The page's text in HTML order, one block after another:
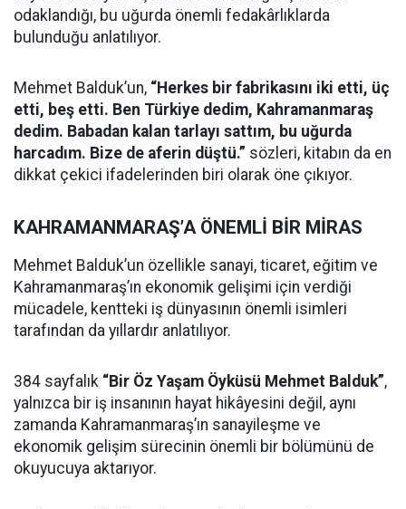
odaklandığı, bu uğurda önemli fedakârlıklarda
bulunduğu anlatılıyor.
Mehmet Balduk’un, “Herkes bir fabrikasını iki etti, üç
etti, beş etti. Ben Türkiye dedim, Kahramanmaraş
dedim. Babadan kalan tarlayı sattım, bu uğurda
harcadım. Bize de aferin düştü.” sözleri, kitabın da en
dikkat çekici ifadelerinden biri olarak öne çıkıyor.
KAHRAMANMARAŞ’A ÖNEMLİ BİR MİRAS
Mehmet Balduk’un özellikle sanayi, ticaret, eğitim ve
Kahramanmaraş’ın ekonomik gelişimi için verdiği
mücadele, kentteki iş dünyasının önemli isimleri
tarafından da yıllardır anlatılıyor.
384 sayfalık “Bir Öz Yaşam Öyküsü Mehmet Balduk”,
yalnızca bir iş insanının hayat hikâyesini değil, aynı
zamanda Kahramanmaraş’ın sanayileşme ve
ekonomik gelişim sürecinin önemli bir bölümünü de
okuyucuya aktarıyor.